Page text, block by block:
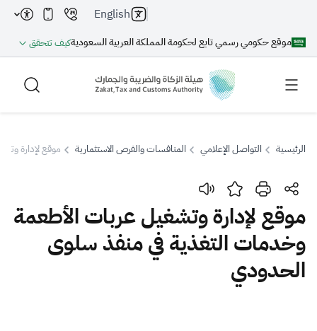
موقع حكومي رسمي تابع لحكومة المملكة العربية السعوديةكيف تتحقق
English
بحث
بحث بحث AI
اقتراحات
الرئيسية التواصل الإعلامي المنافسات والفرص الاستثمارية موقع لإدارة
موقع لإدارة وتشغيل عربات الأطعمة
وخدمات التغذية في منفذ سلوى
الحدودي